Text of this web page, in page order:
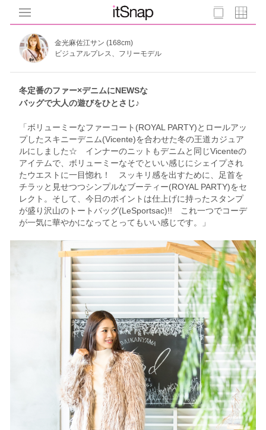
金光麻佐江サン (168cm)
ビジュアルプレス、フリーモデル
冬定番のファー×デニムにNEWSな
バッグで大人の遊びをひとさじ♪
「ボリューミーなファーコート(ROYAL PARTY)とロールアッ
プしたスキニーデニム(Vicente)を合わせた冬の王道カジュア
ルにしました☆ インナーのニットもデニムと同じVicenteの
アイテムで、ボリューミーなそでといい感じにシェイプされ
たウエストに一目惚れ！ スッキリ感を出すために、足首を
チラッと見せつつシンプルなブーティー(ROYAL PARTY)をセ
レクト。そして、今日のポイントは仕上げに持ったスタンプ
が盛り沢山のトートバッグ(LeSportsac)!! これ一つでコーデ
が一気に華やかになってとってもいい感じです。」